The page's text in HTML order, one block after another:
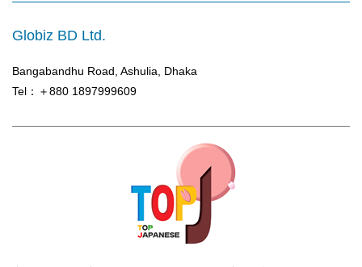
Globiz BD Ltd.
Bangabandhu Road, Ashulia, Dhaka
Tel：＋880 1897999609